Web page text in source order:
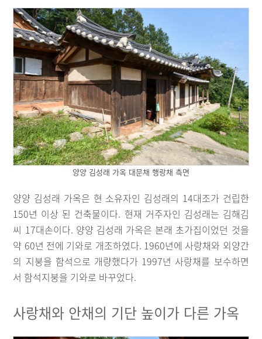
양양 김성래 가옥 대문채 행랑채 측면
양양 김성래 가옥은 현 소유자인 김성래의 14대조가 건립한
150년 이상 된 건축물이다. 현재 거주자인 김성래는 김해김
씨 17대손이다. 양양 김성래 가옥은 본래 초가집이었던 것을
약 60년 전에 기와로 개조하였다. 1960년에 사랑채와 외양간
의 지붕을 함석으로 개량했다가 1997년 사랑채를 보수하면
서 함석지붕을 기와로 바꾸었다.
사랑채와 안채의 기단 높이가 다른 가옥